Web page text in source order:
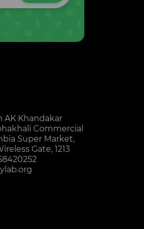
AK Khandakar
Commercial
Super Market,
Gate, 1213